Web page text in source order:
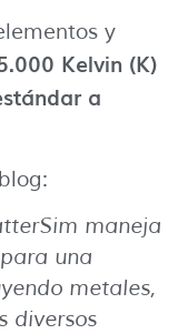
y
Kelvin (K)
a
maneja
una
metales,
diversos